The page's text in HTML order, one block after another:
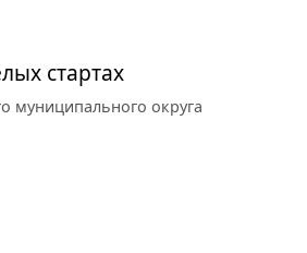
стартах
муниципального округа